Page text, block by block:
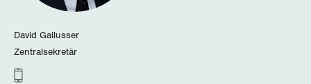
David Gallusser
Zentralsekretär